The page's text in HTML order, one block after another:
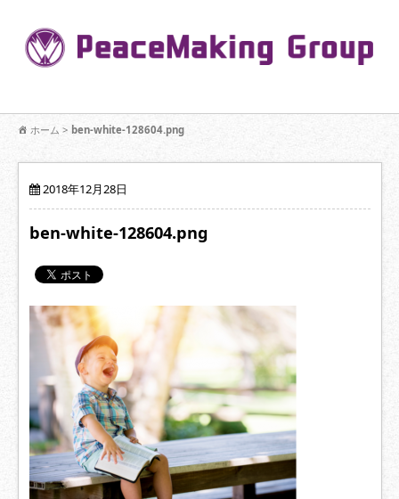
【公式】PeaceMaking Groupはお客様には一対一で向き合い、ご家族
を意図したコミュニケーションを大切にし【家族の絆】に寄り添いま
ホーム > ben-white-128604.png
2018年12月28日
ben-white-128604.png